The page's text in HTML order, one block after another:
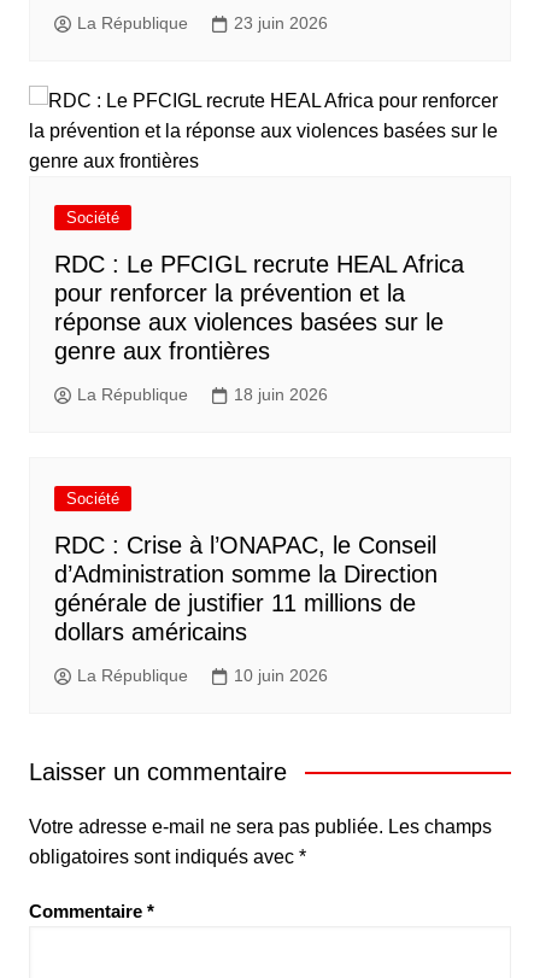
La République 23 juin 2026
Société
RDC : Le PFCIGL recrute HEAL Africa
pour renforcer la prévention et la
réponse aux violences basées sur le
genre aux frontières
La République 18 juin 2026
Société
RDC : Crise à l’ONAPAC, le Conseil
d’Administration somme la Direction
générale de justifier 11 millions de
dollars américains
La République 10 juin 2026
Laisser un commentaire
Votre adresse e-mail ne sera pas publiée. Les champs
obligatoires sont indiqués avec *
Commentaire *